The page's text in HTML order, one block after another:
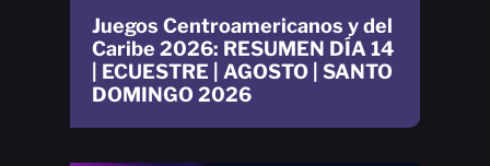
Juegos Centroamericanos y del
Caribe 2026: RESUMEN DÍA 14
| ECUESTRE | AGOSTO | SANTO
DOMINGO 2026